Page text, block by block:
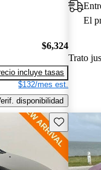
$6,324
incluye tasas
$132/mes est.
disponibilidad
El
Trato
Guarda este